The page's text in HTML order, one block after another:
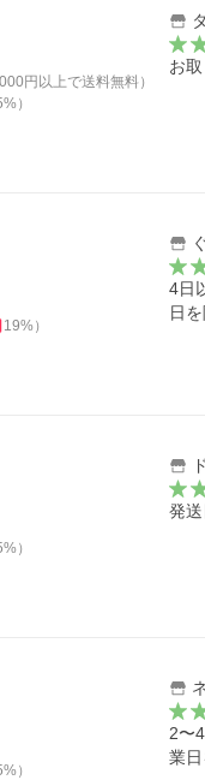
円以上で送料無料）
%）
お
19%）
4日
日を
%）
発
%）
2〜
業日